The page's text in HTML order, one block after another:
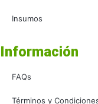
Insumos
Información
FAQs
Términos y